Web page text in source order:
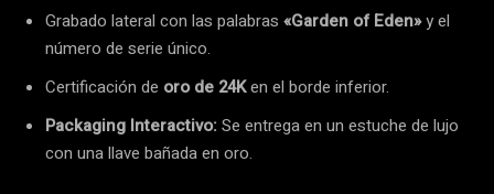
Grabado lateral con las palabras «Garden of Eden»y el
número de serie único.
Certificación de oro de 24Ken el borde inferior.
Packaging Interactivo:Se entrega en un estuche de lujo
con una llave bañada en oro.